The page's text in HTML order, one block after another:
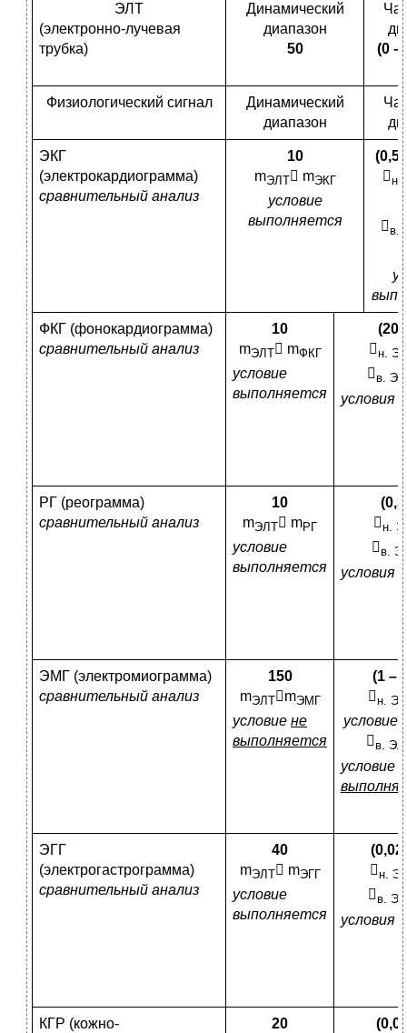
ЭЛТ
(электронно-лучевая
трубка)
Динамический
диапазон
50
(0 –
Физиологический сигнал
Динамический
диапазон
ЭКГ
(электрокардиограмма)
сравнительный анализ
10
mЭЛТ mЭКГ
условие
выполняется
(0,5
н.
в.
ФКГ (фонокардиограмма)
сравнительный анализ
10
mЭЛТ mФКГ
условие
выполняется
н.
в.
условия
РГ (реограмма)
сравнительный анализ
10
mЭЛТ mРГ
условие
выполняется
н.
в.
условия
ЭМГ (электромиограмма)
сравнительный анализ
150
mЭЛТmЭМГ
условие не
выполняется
(1 –
н.
условие
в.
условие
ЭГГ
(электрогастрограмма)
сравнительный анализ
40
mЭЛТ mЭГГ
условие
выполняется
н.
в.
условия
КГР (кожно-
20